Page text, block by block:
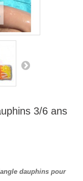
3/6 ans
dauphins pour